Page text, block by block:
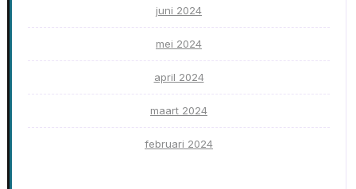
juni 2024
mei 2024
april 2024
maart 2024
februari 2024